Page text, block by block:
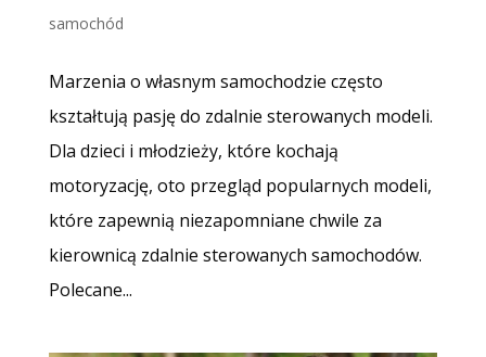
samochód
Marzenia o własnym samochodzie często
kształtują pasję do zdalnie sterowanych modeli.
Dla dzieci i młodzieży, które kochają
motoryzację, oto przegląd popularnych modeli,
które zapewnią niezapomniane chwile za
kierownicą zdalnie sterowanych samochodów.
Polecane...